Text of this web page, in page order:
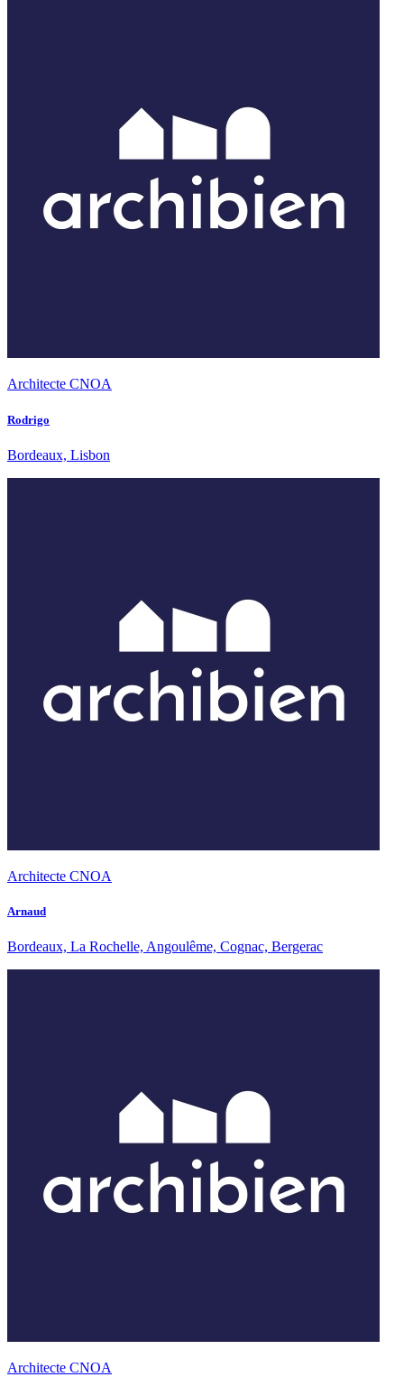
Architecte CNOA
Rodrigo
Bordeaux, Lisbon
Architecte CNOA
Arnaud
Bordeaux, La Rochelle, Angoulême, Cognac, Bergerac
Architecte CNOA